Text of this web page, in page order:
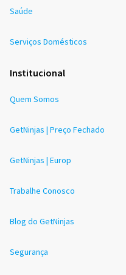
Saúde
Serviços Domésticos
Institucional
Quem Somos
GetNinjas | Preço Fechado
GetNinjas | Europ
Trabalhe Conosco
Blog do GetNinjas
Segurança